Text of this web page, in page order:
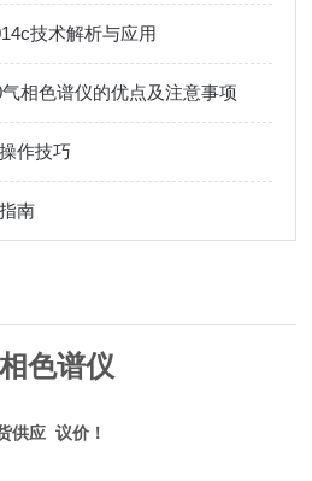
技术解析与应用
相色谱仪的优点及注意事项
作技巧
南
色谱仪
供应 议价！